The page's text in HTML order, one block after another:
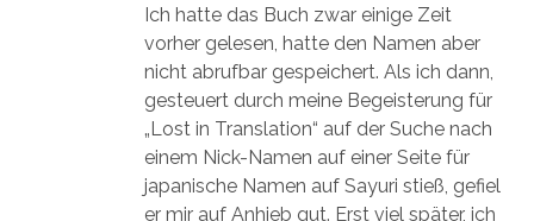
Ich hatte das Buch zwar einige Zeit
vorher gelesen, hatte den Namen aber
nicht abrufbar gespeichert. Als ich dann,
gesteuert durch meine Begeisterung für
„Lost in Translation“ auf der Suche nach
einem Nick-Namen auf einer Seite für
japanische Namen auf Sayuri stieß, gefiel
er mir auf Anhieb gut. Erst viel später, ich